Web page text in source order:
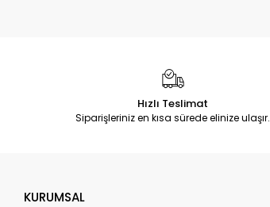
Hızlı Teslimat
Siparişleriniz en kısa sürede elinize ulaşır.
KURUMSAL